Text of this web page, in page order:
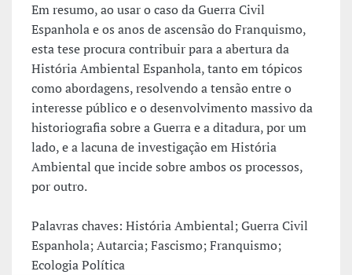
Em resumo, ao usar o caso da Guerra Civil
Espanhola e os anos de ascensão do Franquismo,
esta tese procura contribuir para a abertura da
História Ambiental Espanhola, tanto em tópicos
como abordagens, resolvendo a tensão entre o
interesse público e o desenvolvimento massivo da
historiografia sobre a Guerra e a ditadura, por um
lado, e a lacuna de investigação em História
Ambiental que incide sobre ambos os processos,
por outro.
Palavras chaves: História Ambiental; Guerra Civil
Espanhola; Autarcia; Fascismo; Franquismo;
Ecologia Política